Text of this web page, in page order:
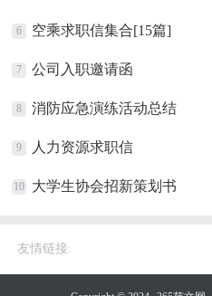
6 空乘求职信集合[15篇]
7 公司入职邀请函
8 消防应急演练活动总结
9 人力资源求职信
10 大学生协会招新策划书
友情链接: